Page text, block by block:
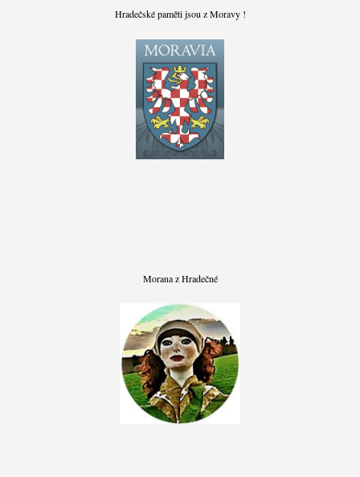
Hradečské paměti jsou z Moravy !
Morana z Hradečné